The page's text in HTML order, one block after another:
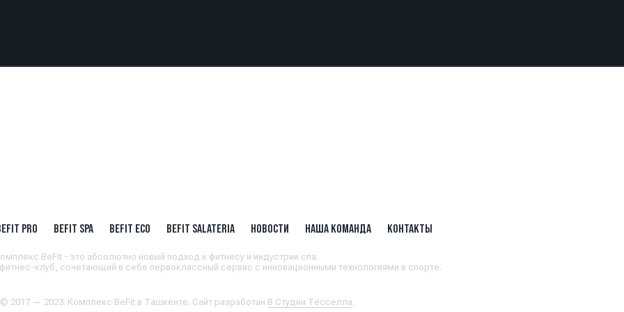
PRO BEFIT SPA BEFIT ECO BEFIT SALATERIA НОВОСТИ НАША КОМАНДА КОНТАКТЫ
BeFit - это абсолютно новый подход к фитнесу и индустрии спа.
клуб, сочетающий в себе первоклассный сервис с инновационными технологиями в спорте.
2017 — 2023. Комплекс BeFit в Ташкенте. Сайт разработан В Студии Тесселла.